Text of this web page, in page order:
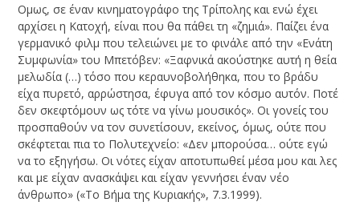
Ομως, σε έναν κινηματογράφο της Τρίπολης και ενώ έχει
αρχίσει η Κατοχή, είναι που θα πάθει τη «ζημιά». Παίζει ένα
γερμανικό φιλμ που τελειώνει με το φινάλε από την «Ενάτη
Συμφωνία» του Μπετόβεν: «Ξαφνικά ακούστηκε αυτή η θεία
μελωδία (…) τόσο που κεραυνοβολήθηκα, που το βράδυ
είχα πυρετό, αρρώστησα, έφυγα από τον κόσμο αυτόν. Ποτέ
δεν σκεφτόμουν ως τότε να γίνω μουσικός». Οι γονείς του
προσπαθούν να τον συνετίσουν, εκείνος, όμως, ούτε που
σκέφτεται πια το Πολυτεχνείο: «Δεν μπορούσα… ούτε εγώ
να το εξηγήσω. Οι νότες είχαν αποτυπωθεί μέσα μου και λες
και με είχαν ανασκάψει και είχαν γεννήσει έναν νέο
άνθρωπο» («Το Βήμα της Κυριακής», 7.3.1999).